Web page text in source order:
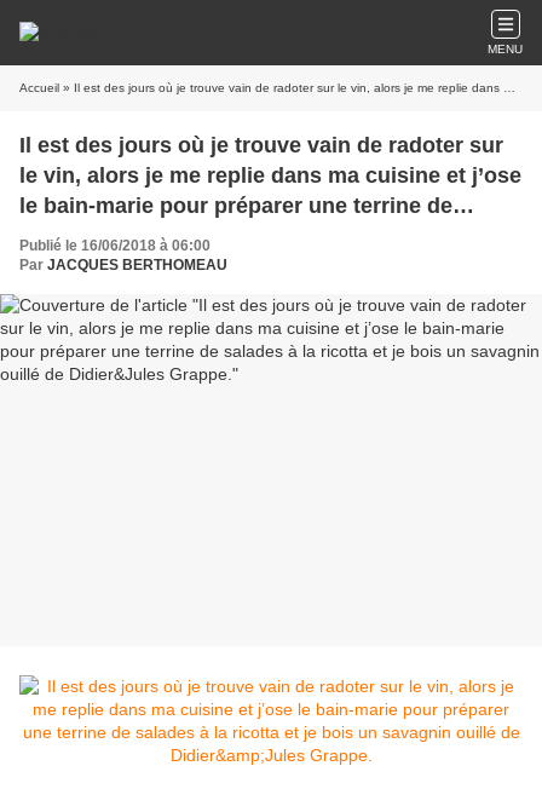
MENU
Accueil » Il est des jours où je trouve vain de radoter sur le vin, alors je me replie dans ma cuisine et j’ose le bain-marie pour préparer une terrine de salades à la ricotta et je bois un savagnin ouillé de Didier&Jules Grappe.
Il est des jours où je trouve vain de radoter sur
le vin, alors je me replie dans ma cuisine et j’ose
le bain-marie pour préparer une terrine de
salades à la ricotta et je bois un savagnin ouillé
de Didier&Jules Grappe.
Publié le 16/06/2018 à 06:00
Par JACQUES BERTHOMEAU